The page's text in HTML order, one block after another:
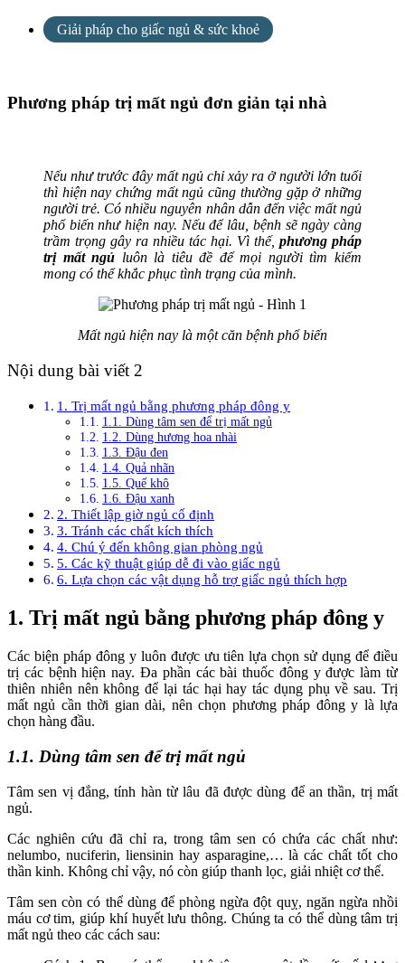
Giải pháp cho giấc ngủ & sức khoẻ
Phương pháp trị mất ngủ đơn giản tại nhà
Nếu như trước đây mất ngủ chỉ xảy ra ở người lớn tuổi
thì hiện nay chứng mất ngủ cũng thường gặp ở những
người trẻ. Có nhiều nguyên nhân dẫn đến việc mất ngủ
phổ biến như hiện nay. Nếu để lâu, bệnh sẽ ngày càng
trầm trọng gây ra nhiều tác hại. Vì thế, phương pháp
trị mất ngủ luôn là tiêu đề để mọi người tìm kiếm
mong có thể khắc phục tình trạng của mình.
Mất ngủ hiện nay là một căn bệnh phổ biến
Nội dung bài viết 2
1. Trị mất ngủ bằng phương pháp đông y
1.1. Dùng tâm sen để trị mất ngủ
1.2. Dùng hương hoa nhài
1.3. Đậu đen
1.4. Quả nhãn
1.5. Quế khô
1.6. Đậu xanh
2. Thiết lập giờ ngủ cố định
3. Tránh các chất kích thích
4. Chú ý đến không gian phòng ngủ
5. Các kỹ thuật giúp dễ đi vào giấc ngủ
6. Lựa chọn các vật dụng hỗ trợ giấc ngủ thích hợp
1. Trị mất ngủ bằng phương pháp đông y
Các biện pháp đông y luôn được ưu tiên lựa chọn sử dụng để điều
trị các bệnh hiện nay. Đa phần các bài thuốc đông y được làm từ
thiên nhiên nên không để lại tác hại hay tác dụng phụ về sau. Trị
mất ngủ cần thời gian dài, nên chọn phương pháp đông y là lựa
chọn hàng đầu.
1.1. Dùng tâm sen để trị mất ngủ
Tâm sen vị đắng, tính hàn từ lâu đã được dùng để an thần, trị mất
ngủ.
Các nghiên cứu đã chỉ ra, trong tâm sen có chứa các chất như:
nelumbo, nuciferin, liensinin hay asparagine,… là các chất tốt cho
thần kinh. Không chỉ vậy, nó còn giúp thanh lọc, giải nhiệt cơ thể.
Tâm sen còn có thể dùng để phòng ngừa đột quỵ, ngăn ngừa nhồi
máu cơ tim, giúp khí huyết lưu thông. Chúng ta có thể dùng tâm trị
mất ngủ theo các cách sau: